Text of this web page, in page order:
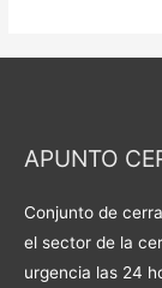
APUNTO
Conjunto de
el sector de la
urgencia las 24